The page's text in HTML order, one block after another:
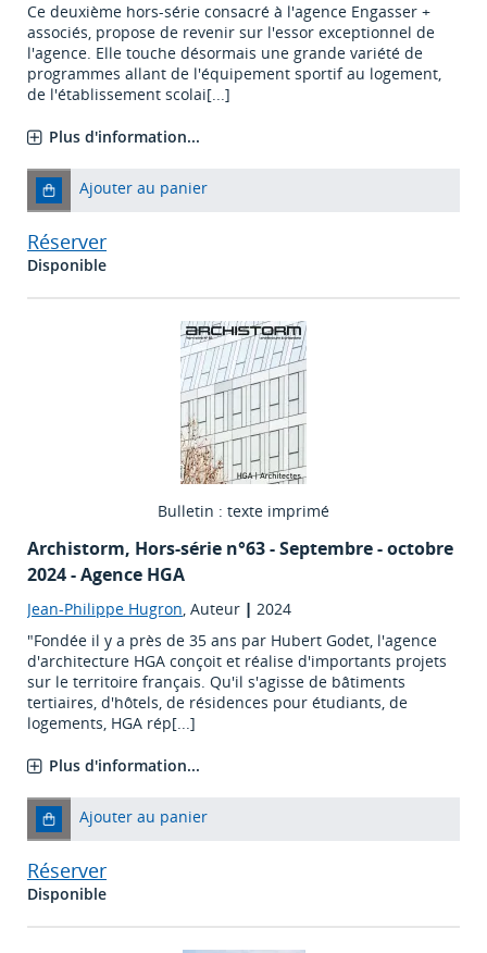
Ce deuxième hors-série consacré à l'agence Engasser +
associés, propose de revenir sur l'essor exceptionnel de
l'agence. Elle touche désormais une grande variété de
programmes allant de l'équipement sportif au logement,
de l'établissement scolai[...]
Plus d'information...
Ajouter au panier
Réserver
Disponible
Bulletin : texte imprimé
Archistorm, Hors-série n°63 - Septembre - octobre
2024 - Agence HGA
Jean-Philippe Hugron, Auteur | 2024
"Fondée il y a près de 35 ans par Hubert Godet, l'agence
d'architecture HGA conçoit et réalise d'importants projets
sur le territoire français. Qu'il s'agisse de bâtiments
tertiaires, d'hôtels, de résidences pour étudiants, de
logements, HGA rép[...]
Plus d'information...
Ajouter au panier
Réserver
Disponible